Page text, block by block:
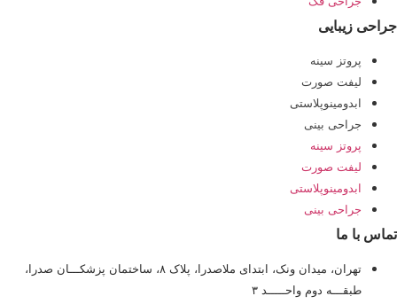
جراحی زیبایی
پروتز سینه
لیفت صورت
ابدومینوپلاستی
جراحی بینی
پروتز سینه
لیفت صورت
ابدومینوپلاستی
جراحی بینی
تماس با ما
تهران، میدان ونک، ابتدای ملاصدرا، پلاک ۸، ساختمان پزشکـــان صدرا،
طبقـــه دوم واحـــــد ۳